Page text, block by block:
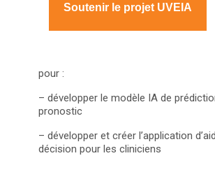
Soutenir le projet UVEIA
pour :
– développer le modèle IA de
pronostic
– développer et créer l’application
décision pour les cliniciens